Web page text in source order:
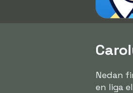
Nedan
en liga